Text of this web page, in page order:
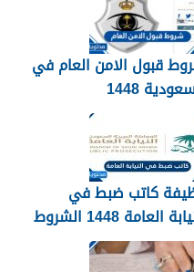
قبول الامن العام في
1448
كاتب ضبط في
النيابة العامة 1448 الشروط
التقديم